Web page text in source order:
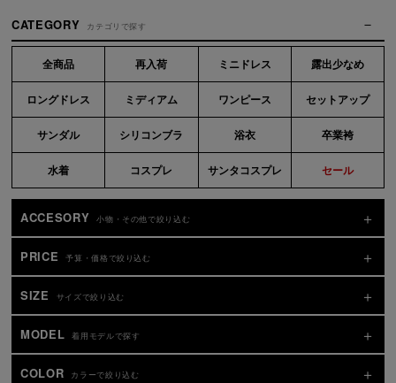
CATEGORY カテゴリで探す
全商品 再入荷 ミニドレス 露出少なめ
ロングドレス ミディアム ワンピース セットアップ
サンダル シリコンブラ 浴衣 卒業袴
水着 コスプレ サンタコスプレ セール
ACCESORY 小物・その他で絞り込む
PRICE 予算・価格で絞り込む
SIZE サイズで絞り込む
MODEL 着用モデルで探す
COLOR カラーで絞り込む